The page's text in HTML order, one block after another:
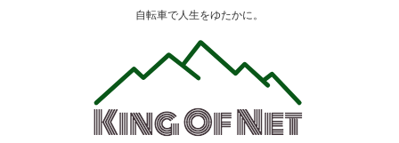
自転車で人生をゆたかに。